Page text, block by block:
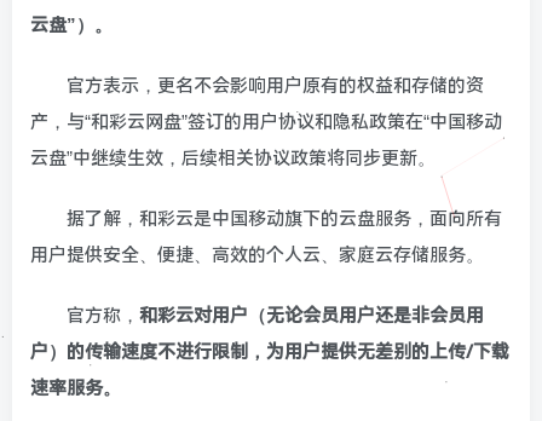
云盘”）。
官方表示，更名不会影响用户原有的权益和存储的资
产，与“和彩云网盘”签订的用户协议和隐私政策在“中国移动
云盘”中继续生效，后续相关协议政策将同步更新。
据了解，和彩云是中国移动旗下的云盘服务，面向所有
用户提供安全、便捷、高效的个人云、家庭云存储服务。
官方称， 和彩云对用户（无论会员用户还是非会员用
户）的传输速度不进行限制，为用户提供无差别的上传/下载
速率服务。